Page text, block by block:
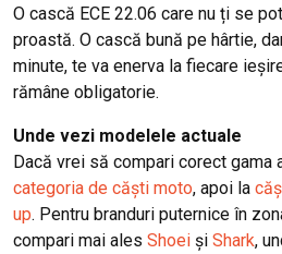
O cască ECE 22.06 care nu ți se
proastă. O cască bună pe hârtie,
minute, te va enerva la fiecare
rămâne obligatorie.
Unde vezi modelele actuale
Dacă vrei să compari corect gama
categoria de căști moto, apoi la
up. Pentru branduri puternice în
compari mai ales Shoei și Shark,